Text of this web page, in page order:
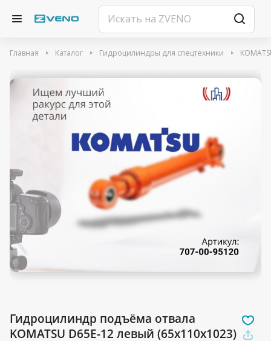
Главная Каталог Гидроцилиндры для спецтехники
Гидроцилиндр подъёма отвала
KOMATSU D65E-12 левый (65x110x1023)